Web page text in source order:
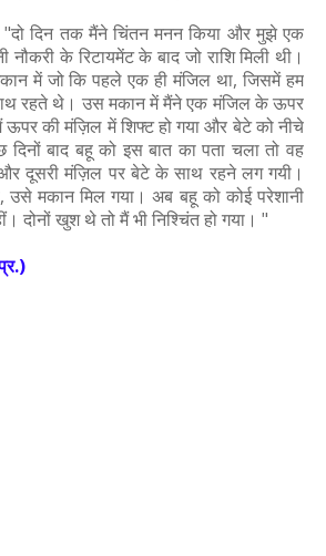
"दो दिन तक मैंने चिंतन मनन किया और मुझे एक
के रिटायमेंट के बाद जो राशि मिली थी।
में जो कि पहले एक ही मंजिल था, जिसमें हम
रहते थे। उस मकान में मैंने एक मंजिल के ऊपर
ऊपर की मंज़िल में शिफ्ट हो गया और बेटे को नीचे
बाद बहू को इस बात का पता चला तो वह
दूसरी मंज़िल पर बेटे के साथ रहने लग गयी।
उसे मकान मिल गया। अब बहू को कोई परेशानी
दोनों खुश थे तो मैं भी निश्चिंत हो गया। "